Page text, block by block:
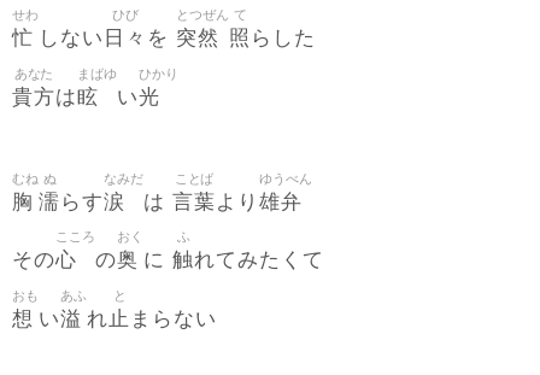
忙
せわ
しない 日々
ひび
を 突然
とつぜん
照
て
らした
貴方
あなた
は眩
まばゆ
い光
ひかり
胸
むね
濡
ぬ
らす涙
なみだ
は 言葉
ことば
より 雄弁
ゆうべん
その心
こころ
の奥
おく
に 触
ふ
れてみたくて
想
おも
い溢
あふ
れ 止
と
まらない